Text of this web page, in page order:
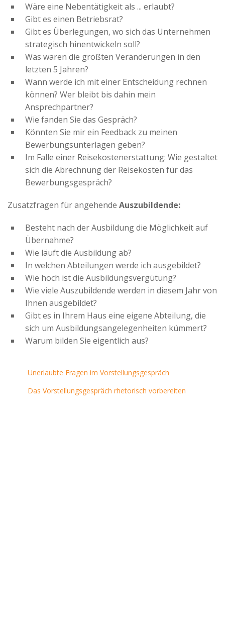
Wäre eine Nebentätigkeit als ... erlaubt?
Gibt es einen Betriebsrat?
Gibt es Überlegungen, wo sich das Unternehmen
strategisch hinentwickeln soll?
Was waren die größten Veränderungen in den
letzten 5 Jahren?
Wann werde ich mit einer Entscheidung rechnen
können? Wer bleibt bis dahin mein
Ansprechpartner?
Wie fanden Sie das Gespräch?
Könnten Sie mir ein Feedback zu meinen
Bewerbungsunterlagen geben?
Im Falle einer Reisekostenerstattung: Wie gestaltet
sich die Abrechnung der Reisekosten für das
Bewerbungsgespräch?
Zusatzfragen für angehende Auszubildende:
Besteht nach der Ausbildung die Möglichkeit auf
Übernahme?
Wie läuft die Ausbildung ab?
In welchen Abteilungen werde ich ausgebildet?
Wie hoch ist die Ausbildungsvergütung?
Wie viele Auszubildende werden in diesem Jahr von
Ihnen ausgebildet?
Gibt es in Ihrem Haus eine eigene Abteilung, die
sich um Ausbildungsangelegenheiten kümmert?
Warum bilden Sie eigentlich aus?
Unerlaubte Fragen im Vorstellungsgespräch
Das Vorstellungsgespräch rhetorisch vorbereiten